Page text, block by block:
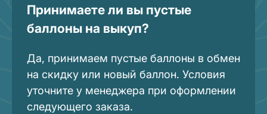
Принимаете ли вы пустые
баллоны на выкуп?
Да, принимаем пустые баллоны в обмен
на скидку или новый баллон. Условия
уточните у менеджера при оформлении
следующего заказа.